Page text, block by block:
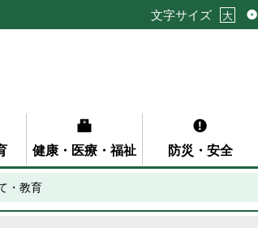
文字サイズ 大
健康・医療・福祉 防災・安全
・教育